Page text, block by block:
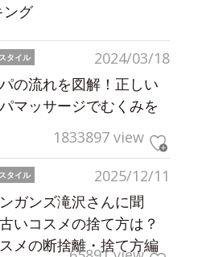
ング
2024/03/18
タイル
の流れを図解！正しい
マッサージでむくみを
1833897 view
2025/12/11
タイル
ガンズ滝沢さんに聞
いコスメの捨て方は？
スメの断捨離・捨て方編